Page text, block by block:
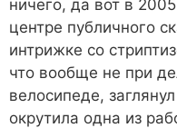
ничего, да вот в
центре публичного
интрижке со
что вообще не при
велосипеде,
окрутила одна из